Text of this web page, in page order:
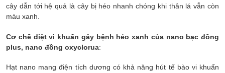
cây dẫn tới hệ quả là cây bị héo nhanh chóng khi thân lá vẫn còn
màu xanh.
Cơ chế diệt vi khuẩn gây bệnh héo xanh của nano bạc đồng
plus, nano đồng oxyclorua:
Hạt nano mang điện tích dương có khả năng hút tế bào vi khuẩn